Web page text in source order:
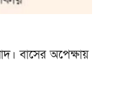
বাসের অপেক্ষায়